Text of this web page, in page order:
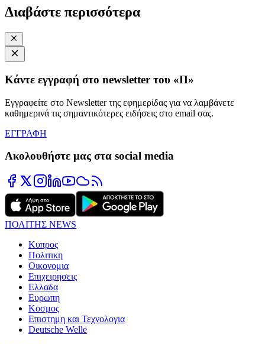
Διαβάστε περισσότερα
Κάντε εγγραφή στο newsletter του «Π»
Εγγραφείτε στο Newsletter της εφημερίδας για να λαμβάνετε
καθημερινά τις σημαντικότερες ειδήσεις στο email σας.
ΕΓΓΡΑΦΗ
Ακολουθήστε μας στα social media
ΠΟΛΙΤΗΣ NEWS
Κυπρος
Πολιτικη
Οικονομια
Επιχειρησεις
Ελλαδα
Ευρωπη
Κοσμος
Επιστημη και Τεχνολογια
Deutsche Welle